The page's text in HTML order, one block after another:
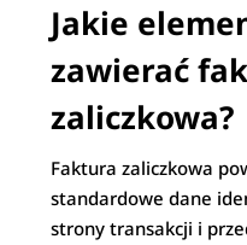
Jakie
zawierać
zaliczkowa?
Faktura zaliczkowa
standardowe dane
strony transakcji i